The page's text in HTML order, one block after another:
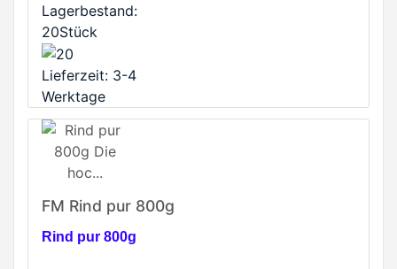
Lagerbestand:
20Stück
Lieferzeit: 3-4
Werktage
FM Rind pur 800g
Rind pur 800g